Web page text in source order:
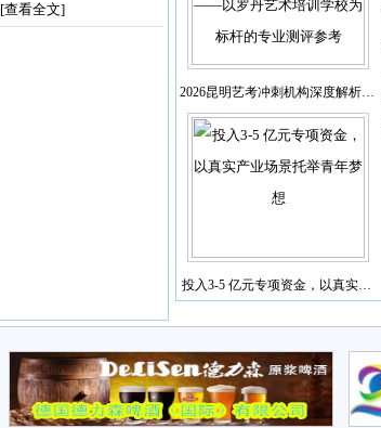
[查看全文]
2026昆明艺考冲刺机构深度解析…
投入3-5 亿元专项资金，以真实…